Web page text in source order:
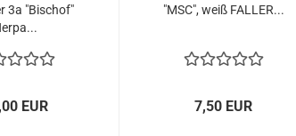
3a "Bischof"
EUR
"MSC", weiß FALLER...
7,50 EUR